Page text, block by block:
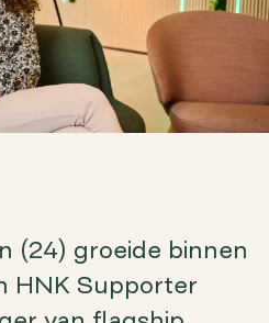
(24) groeide binnen
HNK Supporter